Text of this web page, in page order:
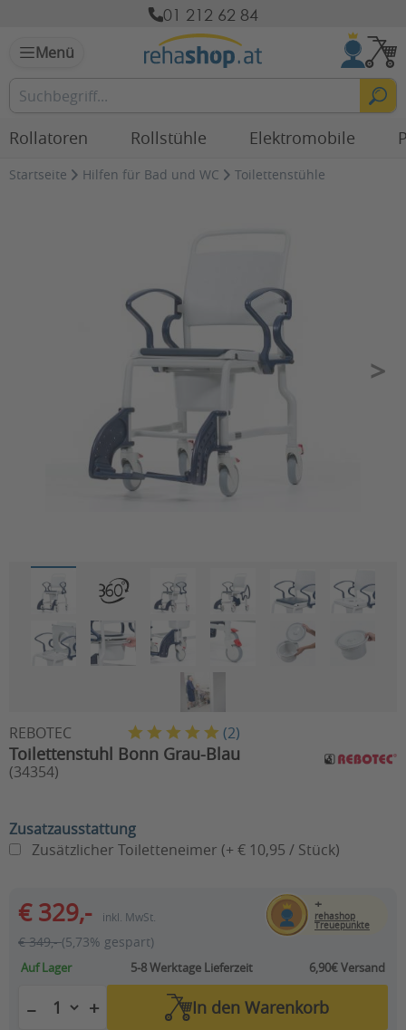
01 212 62 84
Menü
Rollatoren Rollstühle Elektromobile
Startseite Hilfen für Bad und WC Toilettenstühle
REBOTEC (2)
Toilettenstuhl Bonn Grau-Blau
(34354)
Zusatzausstattung
Zusätzlicher Toiletteneimer (+ € 10,95 / Stück)
€ 329,- inkl. MwSt.
+
rehashop
Treuepunkte
€ 349,-(5,73% gespart)
Auf Lager 5-8 Werktage Lieferzeit 6,90€ Versand
− + In den Warenkorb